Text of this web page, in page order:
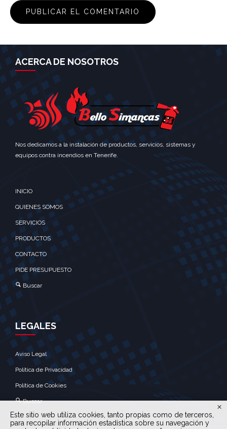
ACERCA DE NOSOTROS
Nos dedicamos a la instalación de productos, servicios, sistemas y
equipos contra incendios en Tenerife.
INICIO
QUIENES SOMOS
SERVICIOS
PRODUCTOS
CONTACTO
PIDE PRESUPUESTO
Buscar
LEGALES
Aviso Legal
Política de Privacidad
Política de Cookies
Buscar
Este sitio web utiliza cookies, tanto propias como de terceros,
para recopilar información estadística sobre su navegación y